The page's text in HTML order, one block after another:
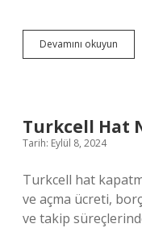
Devamını okuyun
Turkcell Hat
Tarih: Eylül 8, 2024
Turkcell hat
ve açma ücreti,
ve takip